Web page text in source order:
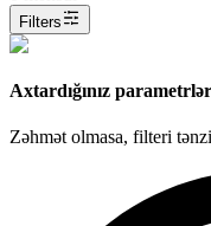
Filters
Axtardığınız
Zəhmət olmasa, filteri